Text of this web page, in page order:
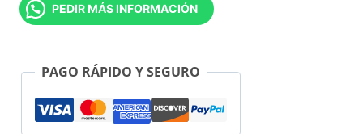
cantidadPEDIR MÁS INFORMACIÓN
PAGO RÁPIDO Y SEGURO